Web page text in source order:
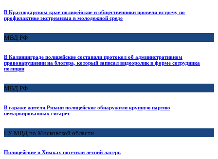
В Краснодарском крае полицейские и общественники провели встречу по
профилактике экстремизма в молодежной среде
МВД РФ
В Калининграде полицейские составили протокол об административном
правонарушении на блогера, который записал видеоролик в форме сотрудника
полиции
МВД РФ
В гараже жителя Рязани полицейские обнаружили крупную партию
немаркированных сигарет
ГУ МВД по Московской области
Полицейские в Химках посетили летний лагерь